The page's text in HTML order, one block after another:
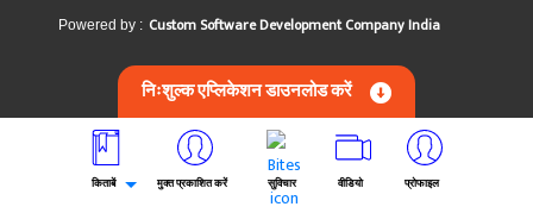
Powered by : Custom Software Development Company India
निःशुल्क एप्लिकेशन डाउनलोड करें
किताबें मुक्त प्रकाशित करें सुविचार वीडियो प्रोफाइल